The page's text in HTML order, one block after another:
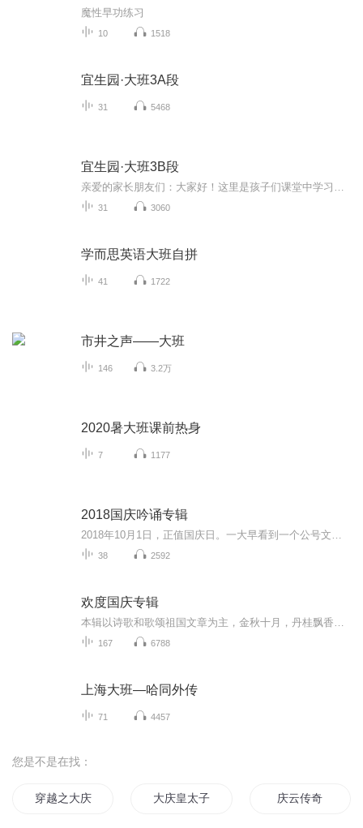
魔性早功练习
10 1518
宜生园·大班3A段
31 5468
宜生园·大班3B段
31 3060
学而思英语大班自拼
41 1722
市井之声——大班
146 3.2万
2020暑大班课前热身
7 1177
2018国庆吟诵专辑
38 2592
欢度国庆专辑
167 6788
上海大班—哈同外传
71 4457
您是不是在找：
穿越之大庆帝国 大庆皇太子 庆云传奇